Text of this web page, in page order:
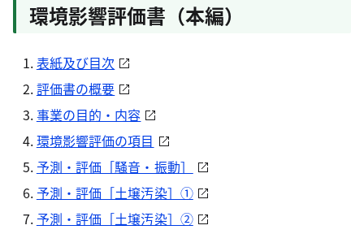
環境影響評価書（本編）
表紙及び目次
評価書の概要
事業の目的・内容
環境影響評価の項目
予測・評価［騒音・振動］
予測・評価［土壌汚染］①
予測・評価［土壌汚染］②